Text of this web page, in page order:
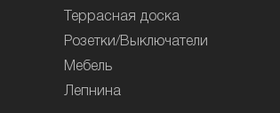
Террасная доска
Розетки/Выключатели
Мебель
Лепнина